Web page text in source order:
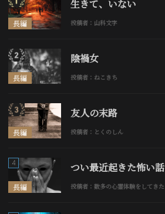
長編
生きて、いない
投稿者：山科文字
長編
陰禍女
投稿者：ねこきち
長編
友人の末路
投稿者：とくのしん
長編
4 つい最近起きた怖い話
投稿者：数多の心霊体験をしてきた